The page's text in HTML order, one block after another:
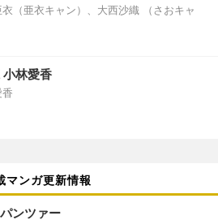
（亜衣キャン）、大西沙織 （さおキャ
小林愛香
マンガ更新情報
ンツァー